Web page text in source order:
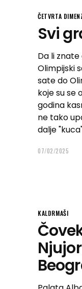
ČETVRTA
Svi
Da li
Olimpijski
sate do
koje su se
godina
ne tako
dalje
07/02/2025
KALDRMAŠI